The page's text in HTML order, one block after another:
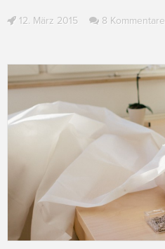
12. März 2015 8 Kommentare